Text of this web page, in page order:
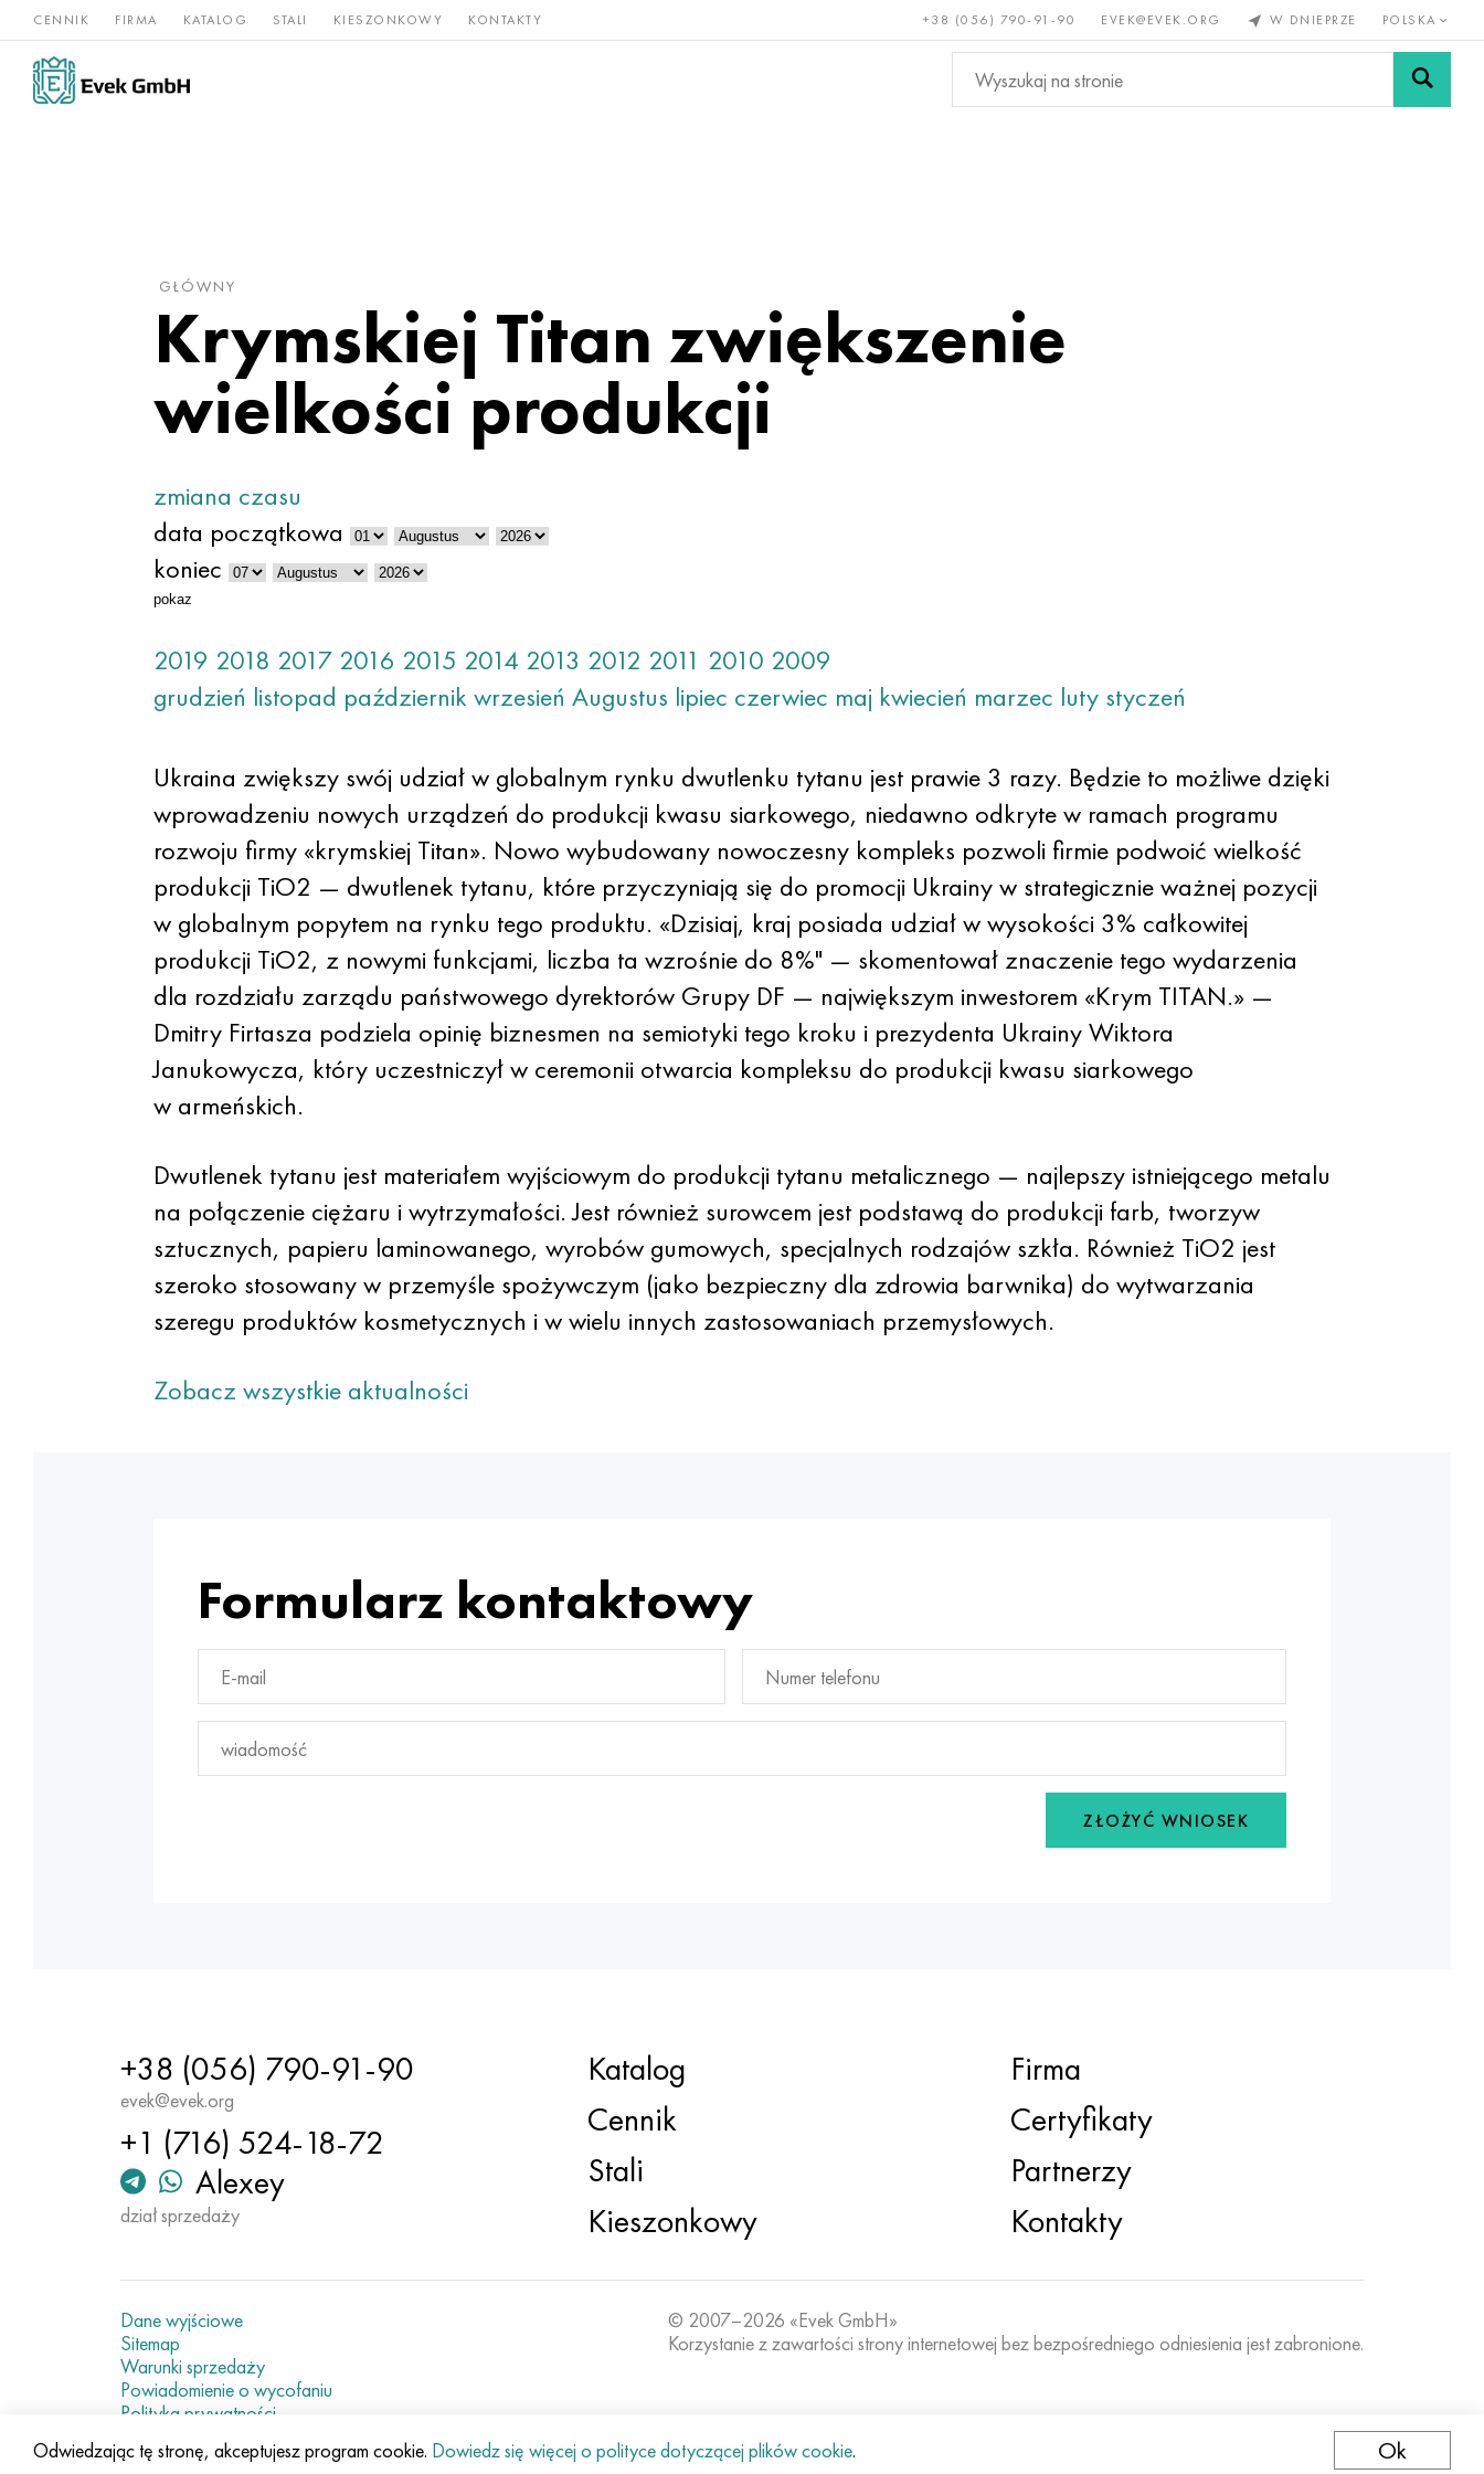
CENNIK FIRMA KATALOG STALI KIESZONKOWY KONTAKTY +38 (056) 790-91-90 EVEK@EVEK.ORG W DNIEPRZE POLSKA
Stopy
niklu
Stal Rzadkie i Brąz, miedź, Metale
nieżelazne
Stali Siatki i
GŁÓWNY
Krymskiej Titan zwiększenie
wielkości produkcji
zmiana czasu
data początkowa
koniec
pokaz
2019 2018 2017 2016 2015 2014 2013 2012 2011 2010 2009
grudzień listopad październikwrzesień Augustus lipiec czerwiec maj kwiecień marzec luty styczeń
Ukraina zwiększy swój udział w globalnym rynku dwutlenku tytanu jest prawie 3 razy. Będzie to możliwe dzięki
wprowadzeniu nowych urządzeń do produkcji kwasu siarkowego, niedawno odkryte w ramach programu
rozwoju firmy «krymskiej Titan». Nowo wybudowany nowoczesny kompleks pozwoli firmie podwoić wielkość
produkcji TiO2 — dwutlenek tytanu, które przyczyniają się do promocji Ukrainy w strategicznie ważnej pozycji
w globalnym popytem na rynku tego produktu. «Dzisiaj, kraj posiada udział w wysokości 3% całkowitej
produkcji TiO2, z nowymi funkcjami, liczba ta wzrośnie do 8%" — skomentował znaczenie tego wydarzenia
dla rozdziału zarządu państwowego dyrektorów Grupy DF — największym inwestorem «Krym TITAN.» —
Dmitry Firtasza podziela opinię biznesmen na semiotyki tego kroku i prezydenta Ukrainy Wiktora
Janukowycza, który uczestniczył w ceremonii otwarcia kompleksu do produkcji kwasu siarkowego
w armeńskich.
Dwutlenek tytanu jest materiałem wyjściowym do produkcji tytanu metalicznego — najlepszy istniejącego metalu
na połączenie ciężaru i wytrzymałości. Jest również surowcem jest podstawą do produkcji farb, tworzyw
sztucznych, papieru laminowanego, wyrobów gumowych, specjalnych rodzajów szkła. Również TiO2 jest
szeroko stosowany w przemyśle spożywczym (jako bezpieczny dla zdrowia barwnika) do wytwarzania
szeregu produktów kosmetycznych i w wielu innych zastosowaniach przemysłowych.
Zobacz wszystkie aktualności
Formularz kontaktowy
ZŁOŻYĆ WNIOSEK
+38 (056) 790-91-90
evek@evek.org
+1 (716) 524-18-72
Alexey
dział sprzedaży
Katalog
Cennik
Stali
Kieszonkowy
Firma
Certyfikaty
Partnerzy
Kontakty
Dane wyjściowe
Sitemap
Warunki sprzedaży
Powiadomienie o wycofaniu
Polityka prywatności
Current metal prices
© 2007–2026 «Evek GmbH»
Korzystanie z zawartości strony internetowej bez bezpośredniego odniesienia jest zabronione.
Odwiedzając tę stronę, akceptujesz program cookie. Dowiedz się więcej o polityce dotyczącej plików cookie. Ok